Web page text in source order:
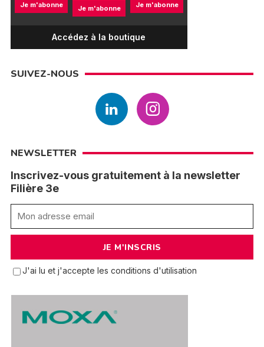
Je m'abonne Je m'abonne Je m'abonne
Accédez à la boutique
SUIVEZ-NOUS
NEWSLETTER
Inscrivez-vous gratuitement à la newsletter
Filière 3e
J'ai lu et j'accepte les conditions d'utilisation